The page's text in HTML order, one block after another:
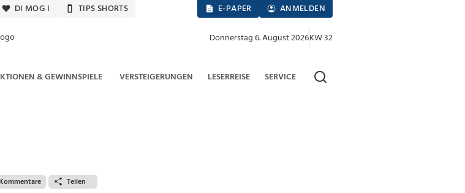
DI MOG I TIPS SHORTS E-PAPER ANMELDEN
Donnerstag 6. August 2026KW 32
& GEWINNSPIELE VERSTEIGERUNGEN LESERREISE SERVICE
Teilen